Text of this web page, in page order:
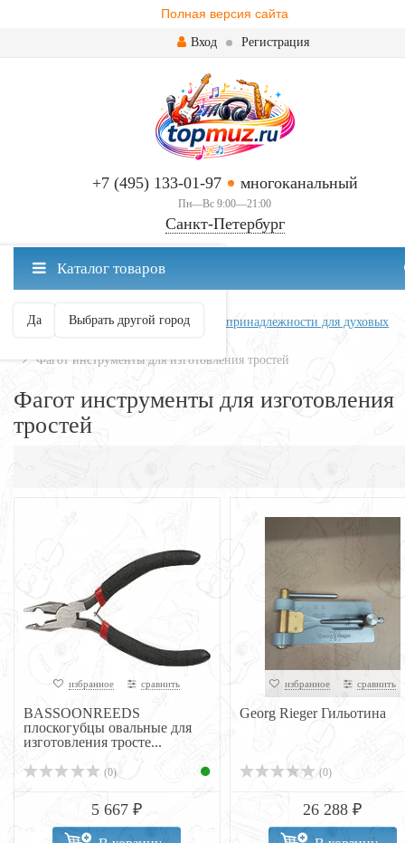
Полная версия сайта
Вход Регистрация
+7 (495) 133-01-97 многоканальный
Пн—Вс 9:00—21:00
Санкт-Петербург
Санкт-Петербург ваш город?
Да Выбрать другой город
Каталог товаров
Главная Духовые
Аксессуары и принадлежности для духовых
Фагот инструменты для изготовления тростей
Фагот инструменты для изготовления
тростей
избранное сравнить
BASSOONREEDS
плоскогубцы овальные для
изготовления тросте...
(0)
5 667 ₽
избранное сравнить
Georg Rieger Гильотина
(0)
26 288 ₽